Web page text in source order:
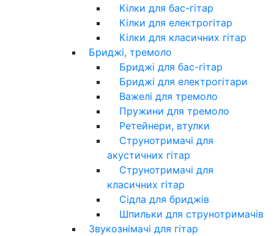
Кілки для бас-гітар
Кілки для електрогітар
Кілки для класичних гітар
Бриджі, тремоло
Бриджі для бас-гітар
Бриджі для електрогітари
Важелі для тремоло
Пружини для тремоло
Ретейнери, втулки
Струнотримачі для
акустичних гітар
Струнотримачі для
класичних гітар
Сідла для бриджів
Шпильки для струнотримачів
Звукознімачі для гітар